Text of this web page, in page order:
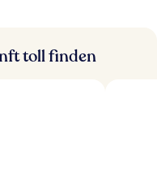
toll finden